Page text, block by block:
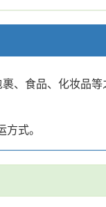
、食品、化妆品
式。